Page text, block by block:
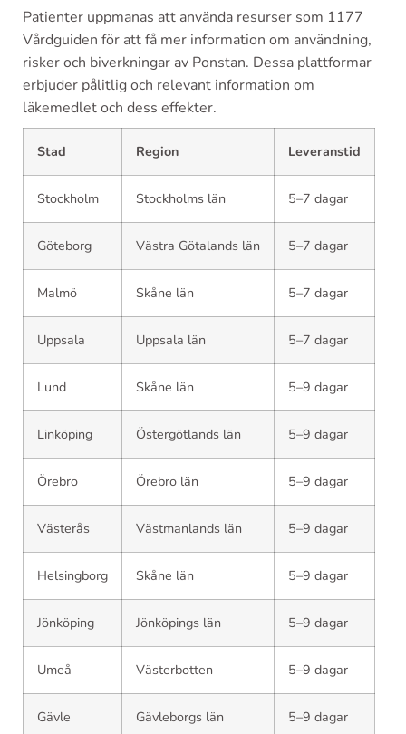
Patienter uppmanas att använda resurser som 1177
Vårdguiden för att få mer information om användning,
risker och biverkningar av Ponstan. Dessa plattformar
erbjuder pålitlig och relevant information om
läkemedlet och dess effekter.
Stad Region Leveranstid
Stockholm Stockholms län 5–7 dagar
Göteborg Västra Götalands län 5–7 dagar
Malmö Skåne län 5–7 dagar
Uppsala Uppsala län 5–7 dagar
Lund Skåne län 5–9 dagar
Linköping Östergötlands län 5–9 dagar
Örebro Örebro län 5–9 dagar
Västerås Västmanlands län 5–9 dagar
Helsingborg Skåne län 5–9 dagar
Jönköping Jönköpings län 5–9 dagar
Umeå Västerbotten 5–9 dagar
Gävle Gävleborgs län 5–9 dagar